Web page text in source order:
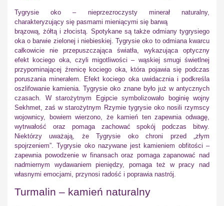
Tygrysie oko – nieprzezroczysty minerał naturalny,
charakteryzujący się pasmami mieniącymi się barwą
brązową, żółtą i złocistą. Spotykane są także odmiany tygrysiego
oka o barwie zielonej i niebieskiej. Tygrysie oko to odmiana kwarcu
całkowicie nie przepuszczająca światła, wykazująca optyczny
efekt kociego oka, czyli migotliwości – wąskiej smugi świetlnej
przypominającej źrenicę kociego oka, która pojawia się podczas
poruszania minerałem. Efekt kociego oka uwidacznia i podkreśla
oszlifowanie kamienia. Tygrysie oko znane było już w antycznych
czasach. W starożytnym Egipcie symbolizowało boginię wojny
Sekhmet, zaś w starożytnym Rzymie tygrysie oko nosili rzymscy
wojownicy, bowiem wierzono, że kamień ten zapewnia odwagę,
wytrwałość oraz pomaga zachować spokój podczas bitwy.
Niektórzy uważają, że Tygrysie oko chroni przed „złym
spojrzeniem”. Tygrysie oko nazywane jest kamieniem obfitości –
zapewnia powodzenie w finansach oraz pomaga zapanować nad
nadmiernym wydawaniem pieniędzy, pomaga też w pracy nad
własnymi emocjami, przynosi radość i poprawia nastrój.
Turmalin – kamień naturalny